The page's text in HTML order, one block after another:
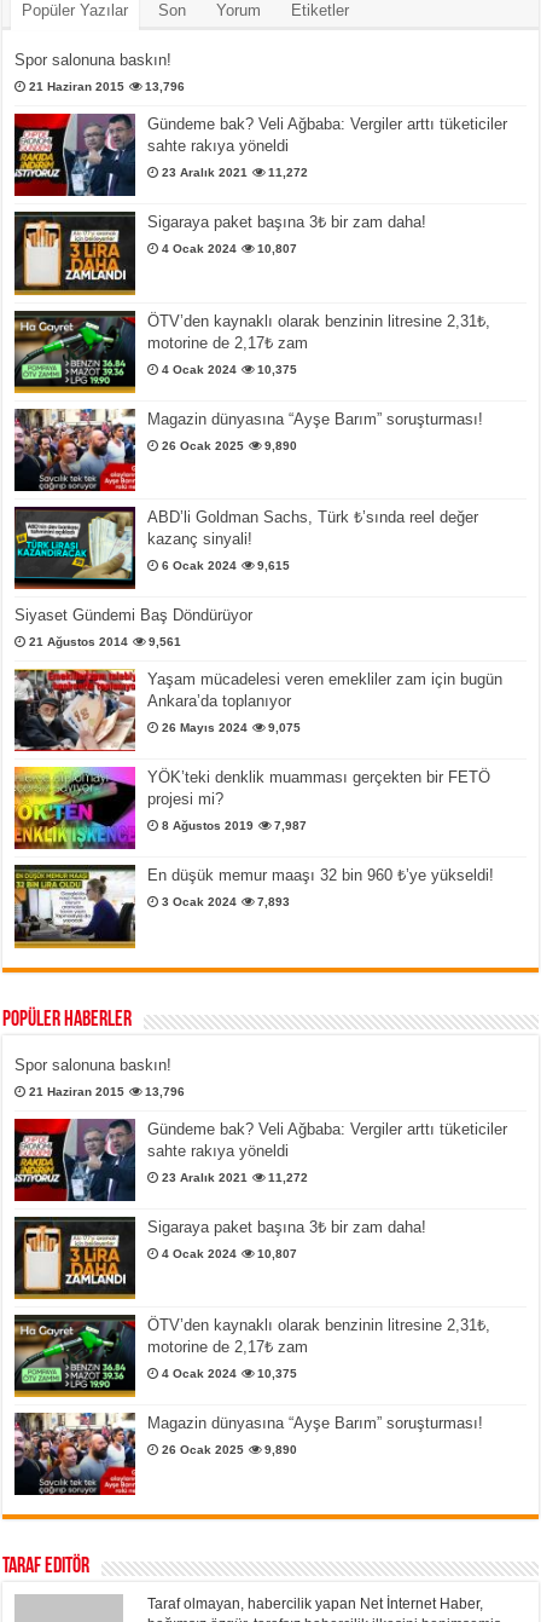
Popüler Yazılar Son Yorum Etiketler
Spor salonuna baskın!
21 Haziran 2015 13,796
Gündeme bak? Veli Ağbaba: Vergiler arttı tüketiciler
sahte rakıya yöneldi
23 Aralık 2021 11,272
Sigaraya paket başına 3₺ bir zam daha!
4 Ocak 2024 10,807
ÖTV’den kaynaklı olarak benzinin litresine 2,31₺,
motorine de 2,17₺ zam
4 Ocak 2024 10,375
Magazin dünyasına “Ayşe Barım” soruşturması!
26 Ocak 2025 9,890
ABD’li Goldman Sachs, Türk ₺’sında reel değer
kazanç sinyali!
6 Ocak 2024 9,615
Siyaset Gündemi Baş Döndürüyor
21 Ağustos 2014 9,561
Yaşam mücadelesi veren emekliler zam için bugün
Ankara’da toplanıyor
26 Mayıs 2024 9,075
YÖK’teki denklik muamması gerçekten bir FETÖ
projesi mi?
8 Ağustos 2019 7,987
En düşük memur maaşı 32 bin 960 ₺’ye yükseldi!
3 Ocak 2024 7,893
Popüler Haberler
Spor salonuna baskın!
21 Haziran 2015 13,796
Gündeme bak? Veli Ağbaba: Vergiler arttı tüketiciler
sahte rakıya yöneldi
23 Aralık 2021 11,272
Sigaraya paket başına 3₺ bir zam daha!
4 Ocak 2024 10,807
ÖTV’den kaynaklı olarak benzinin litresine 2,31₺,
motorine de 2,17₺ zam
4 Ocak 2024 10,375
Magazin dünyasına “Ayşe Barım” soruşturması!
26 Ocak 2025 9,890
Taraf Editör
Taraf olmayan, habercilik yapan Net İnternet Haber,